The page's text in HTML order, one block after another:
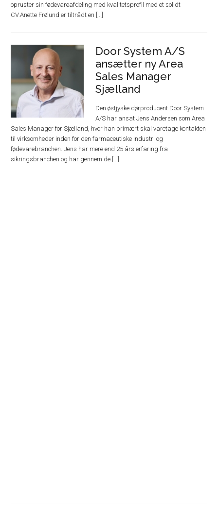
opruster sin fødevareafdeling med kvalitetsprofil med et solidt
CV.Anette Frølund er tiltrådt en [...]
Door System A/S
ansætter ny Area
Sales Manager
Sjælland
Den østjyske dørproducent Door System
A/S har ansat Jens Andersen som Area
Sales Manager for Sjælland, hvor han primært skal varetage kontakten
til virksomheder inden for den farmaceutiske industri og
fødevarebranchen. Jens har mere end 25 års erfaring fra
sikringsbranchen og har gennem de [...]